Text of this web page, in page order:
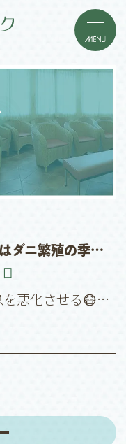
【8月🌻真夏はダニ繁殖の季節🍉念入りに掃除をしましょう！】
悪化させる😷…